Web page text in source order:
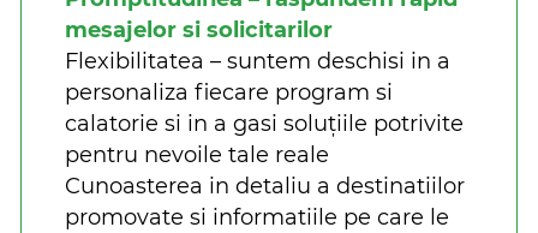
mesajelor si solicitarilor
Flexibilitatea – suntem deschisi in a
personaliza fiecare program si
calatorie si in a gasi soluțiile potrivite
pentru nevoile tale reale
Cunoasterea in detaliu a destinatiilor
promovate si informatiile pe care le